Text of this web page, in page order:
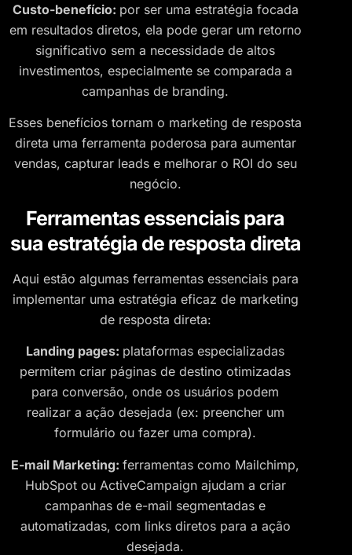
Custo-benefício: por ser uma estratégia focada
em resultados diretos, ela pode gerar um retorno
significativo sem a necessidade de altos
investimentos, especialmente se comparada a
campanhas de branding.
Esses benefícios tornam o marketing de resposta
direta uma ferramenta poderosa para aumentar
vendas, capturar leads e melhorar o ROI do seu
negócio.
​Ferramentas essenciais para
sua estratégia de resposta direta
​Aqui estão algumas ferramentas essenciais para
implementar uma estratégia eficaz de marketing
de resposta direta:
Landing pages: plataformas especializadas
permitem criar páginas de destino otimizadas
para conversão, onde os usuários podem
realizar a ação desejada (ex: preencher um
formulário ou fazer uma compra).
E-mail Marketing: ferramentas como Mailchimp,
HubSpot ou ActiveCampaign ajudam a criar
campanhas de e-mail segmentadas e
automatizadas, com links diretos para a ação
desejada.